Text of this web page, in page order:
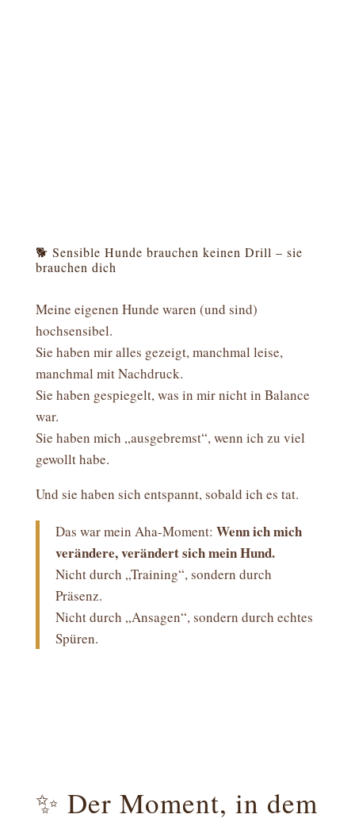
🐕 Sensible Hunde brauchen keinen Drill – sie
brauchen dich
Meine eigenen Hunde waren (und sind)
hochsensibel.
Sie haben mir alles gezeigt, manchmal leise,
manchmal mit Nachdruck.
Sie haben gespiegelt, was in mir nicht in Balance
war.
Sie haben mich „ausgebremst“, wenn ich zu viel
gewollt habe.
Und sie haben sich entspannt, sobald ich es tat.
Das war mein Aha-Moment: Wenn ich mich
verändere, verändert sich mein Hund.
Nicht durch „Training“, sondern durch
Präsenz.
Nicht durch „Ansagen“, sondern durch echtes
Spüren.
✨ Der Moment, in dem